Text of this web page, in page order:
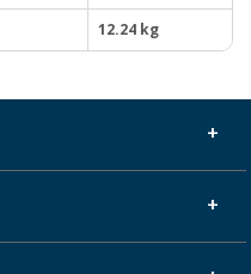
12.24 kg
+
+